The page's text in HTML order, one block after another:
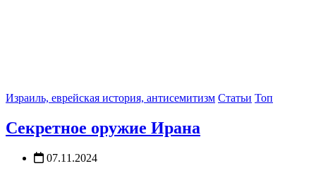
Израиль, еврейская история, антисемитизм Статьи Топ
Секретное оружие Ирана
07.11.2024